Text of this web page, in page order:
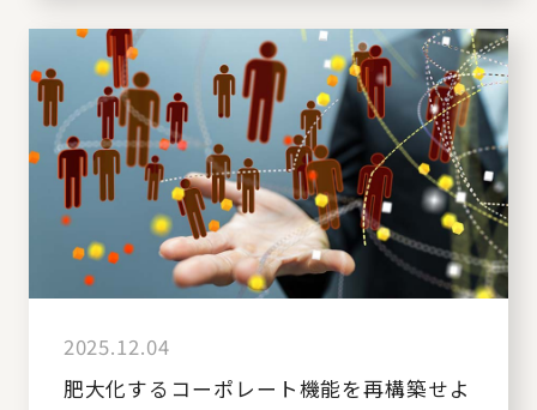
2025.12.04
肥大化するコーポレート機能を再構築せよ